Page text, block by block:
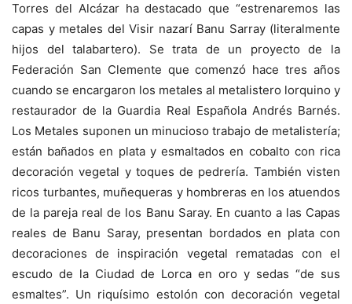
Torres del Alcázar ha destacado que “estrenaremos las
capas y metales del Visir nazarí Banu Sarray (literalmente
hijos del talabartero). Se trata de un proyecto de la
Federación San Clemente que comenzó hace tres años
cuando se encargaron los metales al metalistero lorquino y
restaurador de la Guardia Real Española Andrés Barnés.
Los Metales suponen un minucioso trabajo de metalistería;
están bañados en plata y esmaltados en cobalto con rica
decoración vegetal y toques de pedrería. También visten
ricos turbantes, muñequeras y hombreras en los atuendos
de la pareja real de los Banu Saray. En cuanto a las Capas
reales de Banu Saray, presentan bordados en plata con
decoraciones de inspiración vegetal rematadas con el
escudo de la Ciudad de Lorca en oro y sedas “de sus
esmaltes”. Un riquísimo estolón con decoración vegetal